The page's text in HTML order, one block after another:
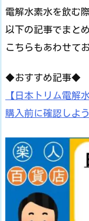
電解水素水を飲む
以下の記事でまと
こちらもあわせて
◆おすすめ記事◆
【日本トリム電解
購入前に確認しよう